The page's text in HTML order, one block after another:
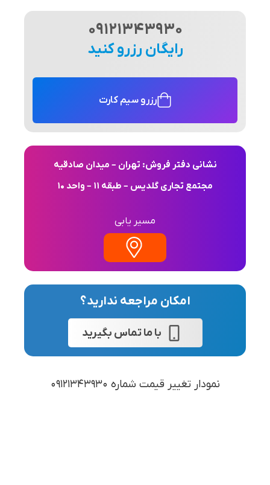
09121343930
رایگان رزرو کنید
رزرو سیم کارت
نشانی دفتر فروش: تهران – میدان صادقیه
مجتمع تجاری گلدیس – طبقه 11 – واحد 10
مسیر یابی
امکان مراجعه ندارید؟
با ما تماس بگیرید
نمودار تغییر قیمت شماره 09121343930